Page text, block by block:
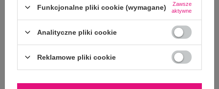
ZWROTY I REKLAMACJE
OSTATNIO OGLĄDANE
Zobacz wszystko
Funkcjonalne pliki cookie (wymagane)
Zawsze
aktywne
Analityczne pliki cookie
Reklamowe pliki cookie